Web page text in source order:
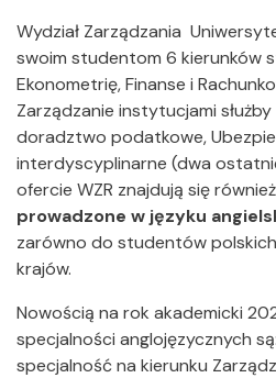
Wydział Zarządzania
swoim studentom 6 kierunków
Ekonometrię, Finanse i
Zarządzanie instytucjami
doradztwo podatkowe,
interdyscyplinarne (dwa
ofercie WZR znajdują się również
prowadzone w języku
zarówno do studentów
krajów.
Nowością na rok akademicki
specjalności anglojęzycznych są:
specjalność na kierunku